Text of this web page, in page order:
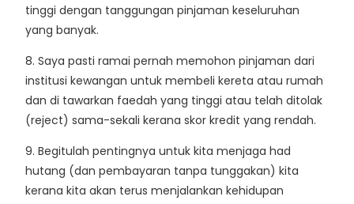
tinggi dengan tanggungan pinjaman keseluruhan
yang banyak.
8. Saya pasti ramai pernah memohon pinjaman dari
institusi kewangan untuk membeli kereta atau rumah
dan di tawarkan faedah yang tinggi atau telah ditolak
(reject) sama-sekali kerana skor kredit yang rendah.
9. Begitulah pentingnya untuk kita menjaga had
hutang (dan pembayaran tanpa tunggakan) kita
kerana kita akan terus menjalankan kehidupan